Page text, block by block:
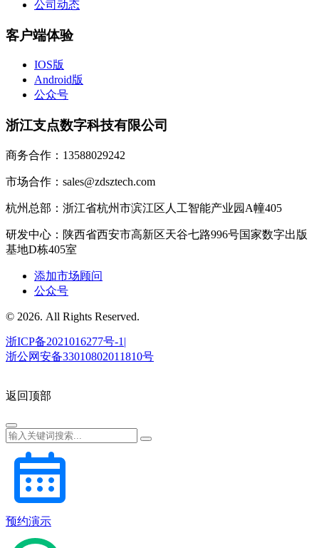
公司动态
客户端体验
IOS版
Android版
公众号
浙江支点数字科技有限公司
商务合作：13588029242
市场合作：sales@zdsztech.com
杭州总部：浙江省杭州市滨江区人工智能产业园A幢405
研发中心：陕西省西安市高新区天谷七路996号国家数字出版
基地D栋405室
添加市场顾问
公众号
© 2026. All Rights Reserved.
浙ICP备2021016277号-1|
浙公网安备33010802011810号
返回顶部
预约演示